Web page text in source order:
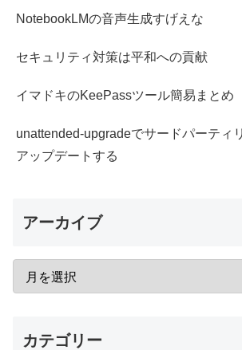
NotebookLMの音声生成すげえな
セキュリティ対策は平和への貢献
イマドキのKeePassツール簡易まとめ
unattended-upgradeでサードパーティ
アップデートする
アーカイブ
カテゴリー